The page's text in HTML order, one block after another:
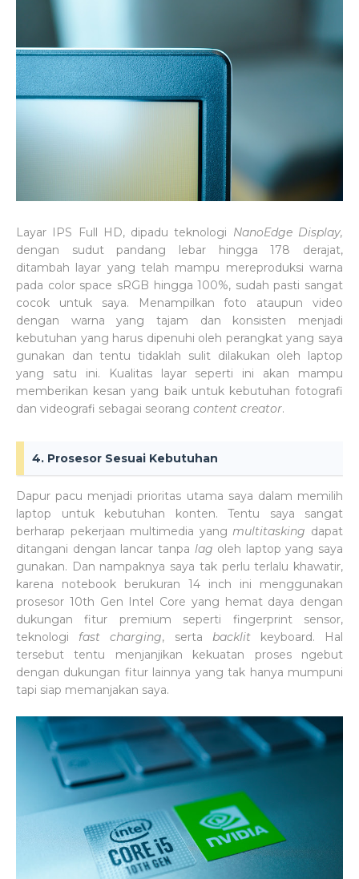
Layar IPS Full HD, dipadu teknologi NanoEdge Display,
dengan sudut pandang lebar hingga 178 derajat,
ditambah layar yang telah mampu mereproduksi warna
pada color space sRGB hingga 100%, sudah pasti sangat
cocok untuk saya. Menampilkan foto ataupun video
dengan warna yang tajam dan konsisten menjadi
kebutuhan yang harus dipenuhi oleh perangkat yang saya
gunakan dan tentu tidaklah sulit dilakukan oleh laptop
yang satu ini.
Kualitas layar seperti ini akan mampu
memberikan kesan yang baik untuk kebutuhan fotografi
dan videografi sebagai seorang content creator.
4. Prosesor Sesuai Kebutuhan
Dapur pacu menjadi prioritas utama saya dalam memilih
laptop untuk kebutuhan konten. Tentu saya sangat
berharap pekerjaan multimedia yang multitasking dapat
ditangani dengan lancar tanpa lag oleh laptop yang saya
gunakan. Dan nampaknya saya tak perlu terlalu khawatir,
karena notebook berukuran 14 inch ini menggunakan
prosesor 10th Gen Intel Core yang hemat daya dengan
dukungan fitur premium seperti fingerprint sensor,
teknologi fast charging, serta backlit keyboard. Hal
tersebut tentu menjanjikan kekuatan proses ngebut
dengan dukungan fitur lainnya yang tak hanya mumpuni
tapi siap memanjakan saya.